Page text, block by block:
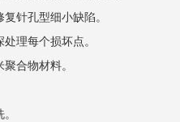
针孔型细小缺陷。
理每个损坏点。
合物材料。